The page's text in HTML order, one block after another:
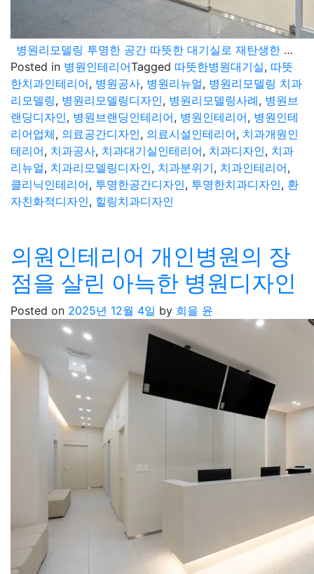
병원리모델링 투명한 공간 따뜻한 대기실로 재탄생한 힐링 치과디자인
Posted in 병원인테리어Tagged 따뜻한병원대기실, 따뜻
한치과인테리어, 병원공사, 병원리뉴얼, 병원리모델링 치과
리모델링, 병원리모델링디자인, 병원리모델링사례, 병원브
랜딩디자인, 병원브랜딩인테리어, 병원인테리어, 병원인테
리어업체, 의료공간디자인, 의료시설인테리어, 치과개원인
테리어, 치과공사, 치과대기실인테리어, 치과디자인, 치과
리뉴얼, 치과리모델링디자인, 치과분위기, 치과인테리어,
클리닉인테리어, 투명한공간디자인, 투명한치과디자인, 환
자친화적디자인, 힐링치과디자인
의원인테리어 개인병원의 장
점을 살린 아늑한 병원디자인
Posted on 2025년 12월 4일 by 희을 윤